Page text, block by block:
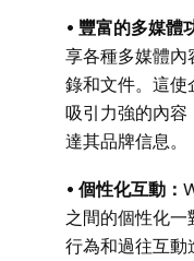
• 豐富的多媒體
享各種多媒體
錄和文件。這
吸引力強的內
達其品牌信息。
• 個性化互動：
之間的個性化一
行為和過往互